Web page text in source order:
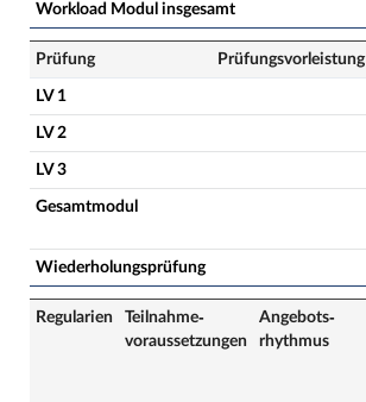
Workload Modul insgesamt
Prüfung Prüfungsvorleistung
LV 1
LV 2
LV 3
Gesamtmodul
Wiederholungsprüfung
Regularien
Teilnahme­
voraussetzungen
Angebots­
rhythmus